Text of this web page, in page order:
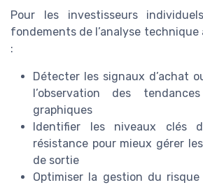
Pour les investisseurs
fondements de l’analyse technique
:
Détecter les signaux d’achat
l’observation des
graphiques
Identifier les niveaux clés
résistance pour mieux gérer
de sortie
Optimiser la gestion du risque